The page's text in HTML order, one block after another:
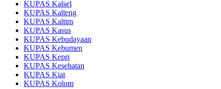
KUPAS Kalsel
KUPAS Kalteng
KUPAS Kaltim
KUPAS Kasus
KUPAS Kebudayaan
KUPAS Kebumen
KUPAS Kepri
KUPAS Kesehatan
KUPAS Kiat
KUPAS Kolom